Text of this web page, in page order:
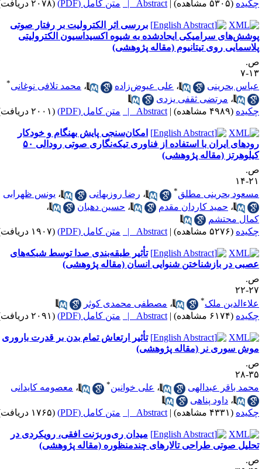
(۵۳۰۵ مشاهده) |
Abstract | متن کامل (PDF) (۲۰۷۸ دریافت)
بررسی اثر الکترولیت بر رفتار صوتی
سرامیکی ایجادشده به شیوه اکسیداسیون الکترولیتی
روی تیتانیوم (مقاله پژوهشی)
،علی عیوض‌زاده ،محمد تلافی نوغانی *
،مرتضی ثقفی یزدی
(۴۹۸۹ مشاهده) |
Abstract | متن کامل (PDF) (۲۰۰۱ دریافت)
امکان‌سنجی پایش بهنگام و خودکار
رود‌های ایران با استفاده از فناوری تیکه‌نگاری صوتی رودالی ۵۰
(مقاله پژوهشی)
بحرینی مطلق ،رضا روزبهانی ،یونس ظهرابی
،حمید کاردان مقدم ،حسین دهبان
،
(۵۲۷۶ مشاهده) |
Abstract | متن کامل (PDF) (۱۹۰۷ دریافت)
تأثیر طبقه‌بندی صدا توسط شبکه‌های
بازشناختن شنوایی انسان (مقاله پژوهشی)
ملک ،مصطفی محمدی کوثر
(۶۱۷۴ مشاهده) |
Abstract | متن کامل (PDF) (۲۰۹۱ دریافت)
تأثیر ارتعاش تمام بدن بر قدرت باروری
نر (مقاله پژوهشی)
عبدالهی ،علی خوانین * ،معصومه کایدانی
،داود پناهی
(۴۳۳۱ مشاهده) |
Abstract | متن کامل (PDF) (۱۷۶۵ دریافت)
میدان ری‌وربرَنت افقی، رویکردی در
صوتی طراحی تالارهای چندمنظوره (مقاله پژوهشی)